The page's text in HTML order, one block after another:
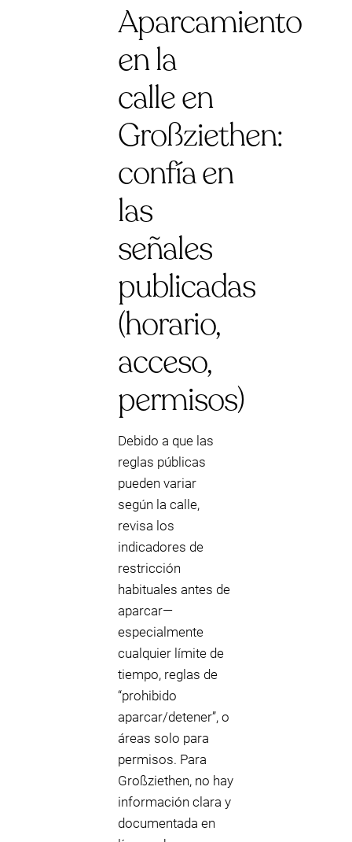
Aparcamiento
en la
calle en
Großziethen:
confía en
las
señales
publicadas
(horario,
acceso,
permisos)
Debido a que las
reglas públicas
pueden variar
según la calle,
revisa los
indicadores de
restricción
habituales antes de
aparcar—
especialmente
cualquier límite de
tiempo, reglas de
“prohibido
aparcar/detener”, o
áreas solo para
permisos. Para
Großziethen, no hay
información clara y
documentada en